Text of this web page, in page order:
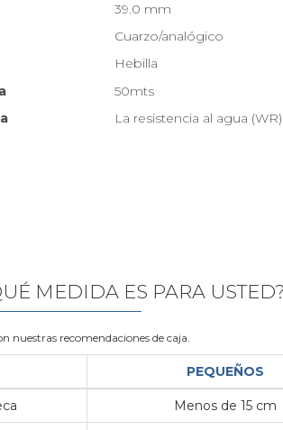
39.0 mm
Cuarzo/analógico
Hebilla
50mts
La resistencia al agua
MEDIDA ES PARA USTED?
nuestras recomendaciones de caja.
PEQUEÑOS
Menos de 15 cm